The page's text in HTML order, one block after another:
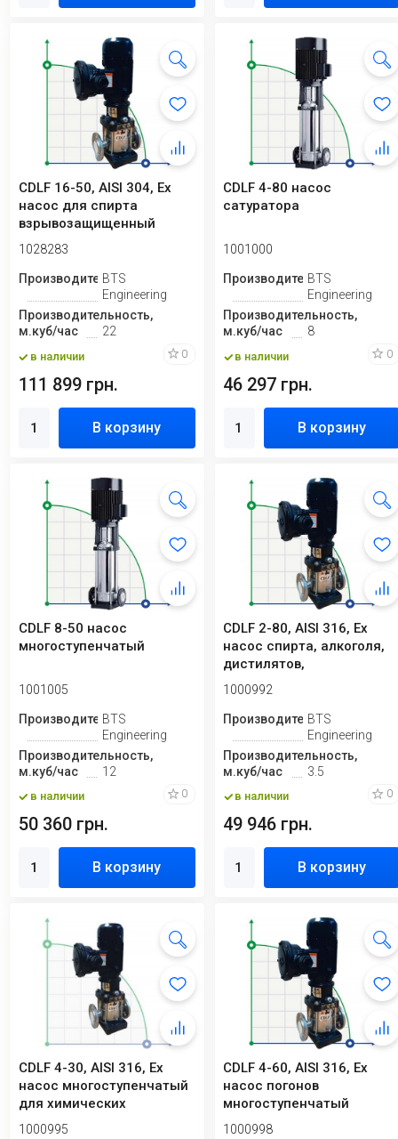
CDLF 16-50, AISI 304, Ex
насос для спирта
взрывозащищенный
1028283
ПроизводительBTS
Engineering
Производительность,
м.куб/час
22
в наличии 0
111 899 грн.
В корзину
CDLF 4-80 насос
сатуратора
1001000
ПроизводительBTS
Engineering
Производительность,
м.куб/час
8
в наличии 0
46 297 грн.
В корзину
CDLF 8-50 насос
многоступенчатый
1001005
ПроизводительBTS
Engineering
Производительность,
м.куб/час
12
в наличии 0
50 360 грн.
В корзину
CDLF 2-80, AISI 316, Ex
насос спирта, алкоголя,
дистилятов,
расстворителей, п...
1000992
ПроизводительBTS
Engineering
Производительность,
м.куб/час
3.5
в наличии 0
49 946 грн.
В корзину
CDLF 4-30, AISI 316, Ex
насос многоступенчатый
для химических
жидкостей (взры...
1000995
CDLF 4-60, AISI 316, Ex
насос погонов
многоступенчатый
(взрывозащищенный)
1000998